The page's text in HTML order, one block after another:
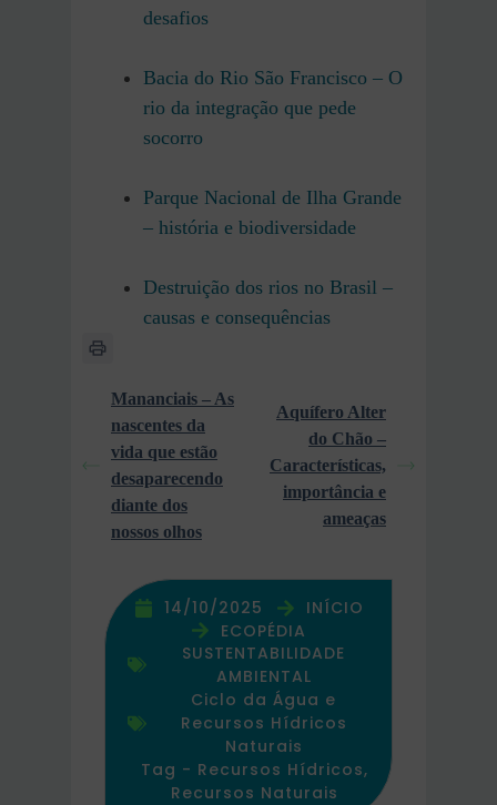
desafios
Bacia do Rio São Francisco – O
rio da integração que pede
socorro
Parque Nacional de Ilha Grande
– história e biodiversidade
Destruição dos rios no Brasil –
causas e consequências
Mananciais – As
nascentes da
vida que estão
desaparecendo
diante dos
nossos olhos
Aquífero Alter
do Chão –
Características,
importância e
ameaças
14/10/2025
INÍCIO
ECOPÉDIA
SUSTENTABILIDADE
AMBIENTAL
Ciclo da Água e
Recursos Hídricos
Naturais
Tag - Recursos Hídricos,
Recursos Naturais